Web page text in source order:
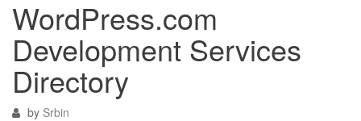
WordPress.com
Development Services
Directory
by Srbin